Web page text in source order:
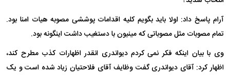
آرام پاسخ داد: اولا باید بگویم کلیه اقدامات پوششی مصوبه هیات امنا بود.
تمام مصوبات مثل مصوباتی که مینیون با دستغیب داشت اینگونه بود.
وی با بیان اینکه فکر نمی کردم دیواندری انقدر اظهارات کذب مطرح کند،
اظهار کرد: آقای دیواندری گفت وظایف آقای فلاحتیان زیاد شده است و یک